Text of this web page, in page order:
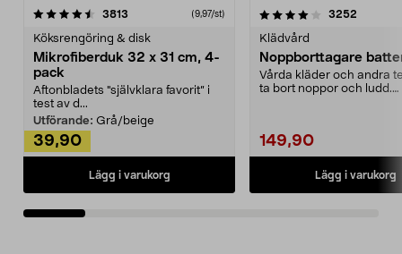
3813 (9,97/st)
Köksrengöring & disk
Mikrofiberduk 32 x 31 cm, 4-
pack
Aftonbladets "självklara favorit” i
test av d...
Utförande: Grå/beige
39,90
Lägg i varukorg
4.0av 5 stjärnor 3252
Klädvård
Noppborttagare
Vårda kläder och andra
ta bort noppor och ludd.
149,90
Lägg i varukorg
4.5av 5 stjärnor